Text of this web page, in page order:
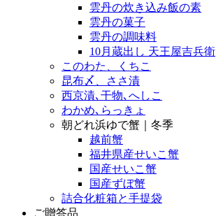
雲丹の炊き込み飯の素
雲丹の菓子
雲丹の調味料
10月蔵出し 天王屋吉兵衛
このわた、くちこ
昆布〆、ささ漬
西京漬､干物､へしこ
わかめ､らっきょ
朝どれ浜ゆで蟹｜冬季
越前蟹
福井県産せいこ蟹
国産せいこ蟹
国産ずぼ蟹
詰合化粧箱と手提袋
ご贈答品